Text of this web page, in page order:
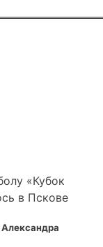
«Кубок
в Пскове